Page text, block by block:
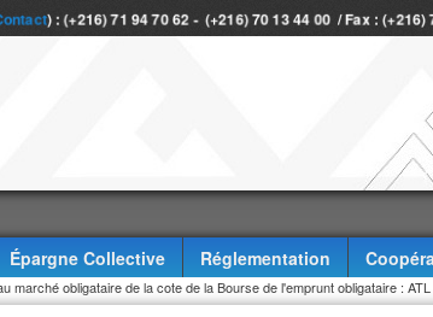
) : (+216) 71 94 70 62 - (+216) 70 13 44 00 / Fax : (+216)
Épargne Collective Réglementation
marché obligataire de la cote de la Bourse de l'emprunt obligataire : ATL